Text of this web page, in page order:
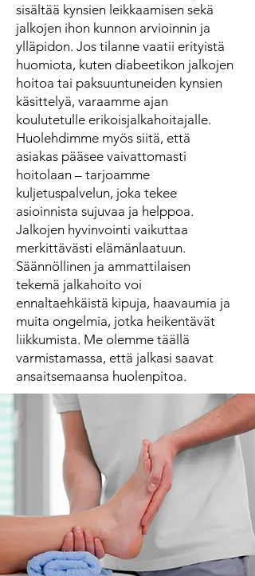
sisältää kynsien leikkaamisen sekä
jalkojen ihon kunnon arvioinnin ja
ylläpidon. Jos tilanne vaatii erityistä
huomiota, kuten diabeetikon jalkojen
hoitoa tai paksuuntuneiden kynsien
käsittelyä, varaamme ajan
koulutetulle erikoisjalkahoitajalle.
Huolehdimme myös siitä, että
asiakas pääsee vaivattomasti
hoitolaan – tarjoamme
kuljetuspalvelun, joka tekee
asioinnista sujuvaa ja helppoa.
Jalkojen hyvinvointi vaikuttaa
merkittävästi elämänlaatuun.
Säännöllinen ja ammattilaisen
tekemä jalkahoito voi
ennaltaehkäistä kipuja, haavaumia ja
muita ongelmia, jotka heikentävät
liikkumista. Me olemme täällä
varmistamassa, että jalkasi saavat
ansaitsemaansa huolenpitoa.